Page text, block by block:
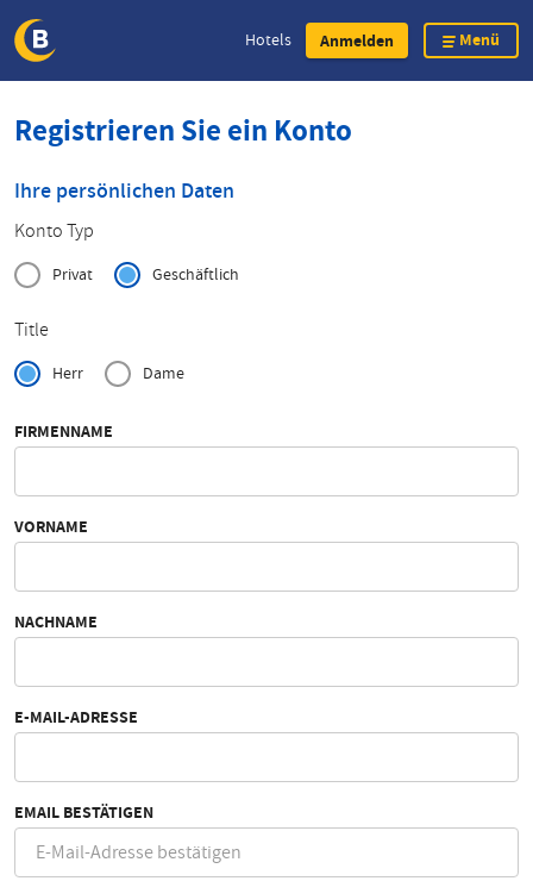
zum
Hotels Anmelden Menü
Registrieren Sie ein Konto
Ihre persönlichen Daten
Konto Typ
Privat Geschäftlich
Title
Herr Dame
FIRMENNAME
VORNAME
NACHNAME
E-MAIL-ADRESSE
EMAIL BESTÄTIGEN